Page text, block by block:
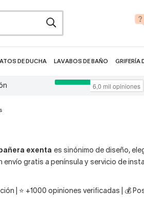
DE DUCHA LAVABOS DE BAÑO GRIFERÍA
bañera exenta es sinónimo de diseño,
gratis a península y servicio de
| ⭐ +1000 opiniones verificadas | 💰